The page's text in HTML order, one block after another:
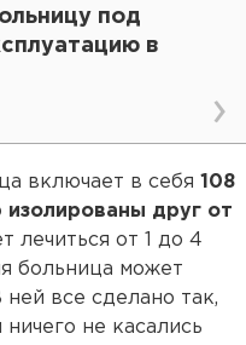
под
в
включает в себя 108
друг от
лечиться от 1 до 4
больница может
все сделано так,
не касались